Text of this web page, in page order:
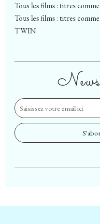
Tous les films : titres
Tous les films : titres
TWIN